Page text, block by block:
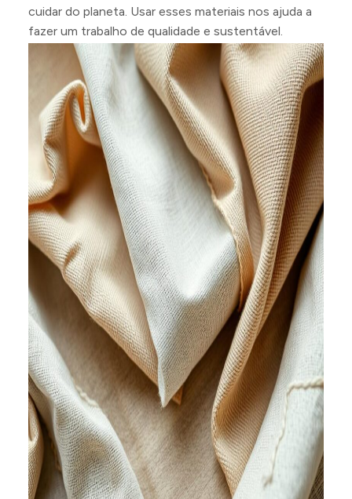
cuidar do planeta. Usar esses materiais nos ajuda a
fazer um trabalho de qualidade e sustentável.